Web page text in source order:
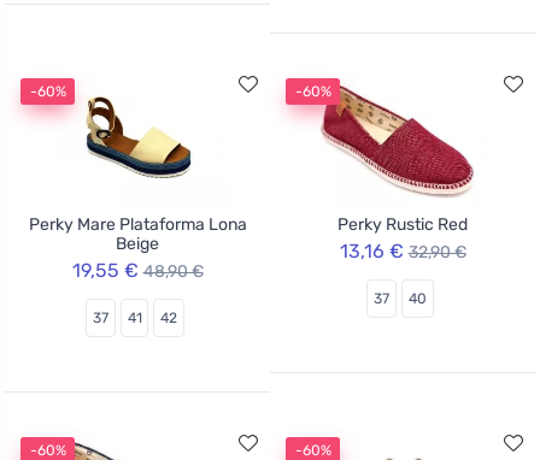
-60%
Perky Mare Plataforma Lona
Beige
19,55 € 48,90 €
37 41 42
-60%
Perky Rustic Red
13,16 € 32,90 €
37 40
-60% -60%